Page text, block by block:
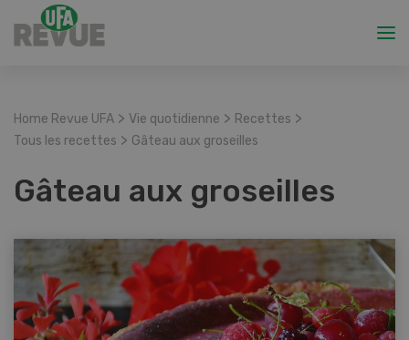
Home Revue UFA > Vie quotidienne > Recettes >
Tous les recettes > Gâteau aux groseilles
Gâteau aux groseilles